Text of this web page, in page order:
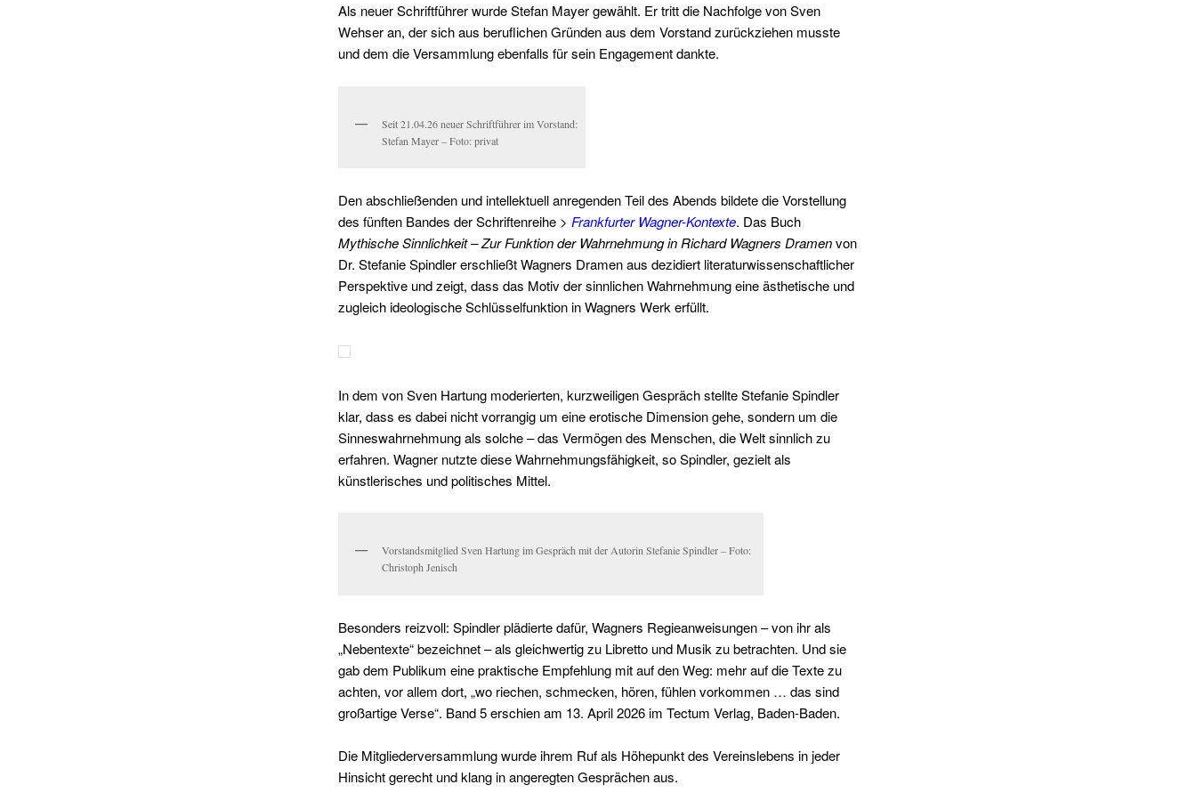
Als neuer Schriftführer wurde Stefan Mayer gewählt. Er tritt die Nachfolge von Sven
Wehser an, der sich aus beruflichen Gründen aus dem Vorstand zurückziehen musste
und dem die Versammlung ebenfalls für sein Engagement dankte.
Seit 21.04.26 neuer Schriftführer im Vorstand:
Stefan Mayer – Foto: privat
Den abschließenden und intellektuell anregenden Teil des Abends bildete die Vorstellung
des fünften Bandes der Schriftenreihe> Frankfurter Wagner-Kontexte. Das Buch
Mythische Sinnlichkeit – Zur Funktion der Wahrnehmung in Richard Wagners Dramenvon
Dr. Stefanie Spindler erschließt Wagners Dramen aus dezidiert literaturwissenschaftlicher
Perspektive und zeigt, dass das Motiv der sinnlichen Wahrnehmung eine ästhetische und
zugleich ideologische Schlüsselfunktion in Wagners Werk erfüllt.
In dem von Sven Hartung moderierten, kurzweiligen Gespräch stellte Stefanie Spindler
klar, dass es dabei nicht vorrangig um eine erotische Dimension gehe, sondern um die
Sinneswahrnehmung als solche – das Vermögen des Menschen, die Welt sinnlich zu
erfahren. Wagner nutzte diese Wahrnehmungsfähigkeit, so Spindler, gezielt als
künstlerisches und politisches Mittel.
Vorstandsmitglied Sven Hartung im Gespräch mit der Autorin Stefanie Spindler – Foto:
Christoph Jenisch
Besonders reizvoll: Spindler plädierte dafür, Wagners Regieanweisungen – von ihr als
„Nebentexte“ bezeichnet – als gleichwertig zu Libretto und Musik zu betrachten. Und sie
gab dem Publikum eine praktische Empfehlung mit auf den Weg: mehr auf die Texte zu
achten, vor allem dort, „wo riechen, schmecken, hören, fühlen vorkommen … das sind
großartige Verse“. Band 5 erschien am 13. April 2026 im Tectum Verlag, Baden-Baden.
Die Mitgliederversammlung wurde ihrem Ruf als Höhepunkt des Vereinslebens in jeder
Hinsicht gerecht und klang in angeregten Gesprächen aus.